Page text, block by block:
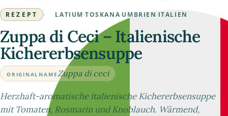
REZEPT · LATIUM ·TOSKANA·UMBRIEN ·ITALIEN
Zuppa di Ceci – Italienische
Kichererbsensuppe
ORIGINALNAMEZuppa di ceci
Herzhaft-aromatische italienische Kichererbsensuppe
mit Tomaten, Rosmarin und Knoblauch. Wärmend,